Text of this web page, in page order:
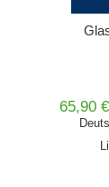
65,90 €